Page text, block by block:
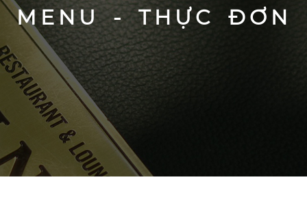
MENU - THỰC ĐƠN